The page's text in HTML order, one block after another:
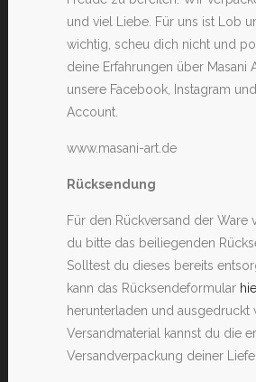
und viel Liebe. Für uns ist Lob
wichtig, scheu dich nicht und
deine Erfahrungen über Masani
unsere Facebook, Instagram
Account.
www.masani-art.de
Rücksendung
Für den Rückversand der Ware
du bitte das beiliegenden
Solltest du dieses bereits
kann das Rücksendeformular
herunterladen und ausgedruckt
Versandmaterial kannst du die
Versandverpackung deiner